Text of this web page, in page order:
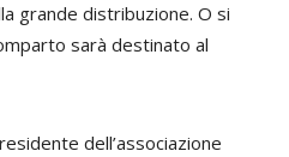
grande distribuzione. O si
sarà destinato al
dell’associazione